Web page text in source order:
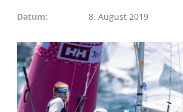
TeamDatum 8. August 2019